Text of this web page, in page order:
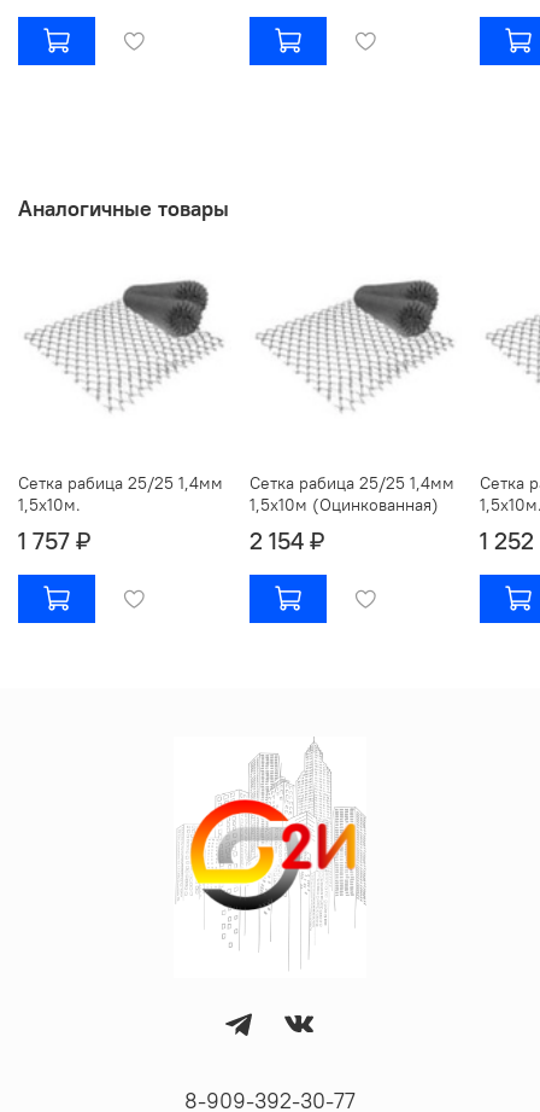
Аналогичные товары
Сетка рабица 25/25 1,4мм
1,5х10м.
1 757 ₽
Сетка рабица 25/25 1,4мм
1,5х10м (Оцинкованная)
2 154 ₽
Сетка
1
8-909-392-30-77